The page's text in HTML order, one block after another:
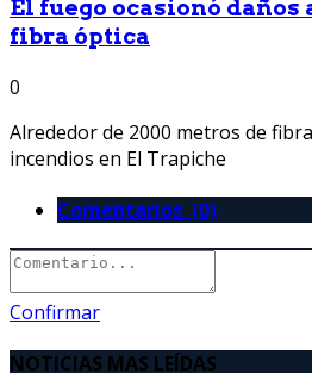
El fuego ocasionó daños
fibra óptica
0
Alrededor de 2000 metros de
incendios en El Trapiche
Comentarios (0)
Confirmar
NOTICIAS MAS LEÍDAS